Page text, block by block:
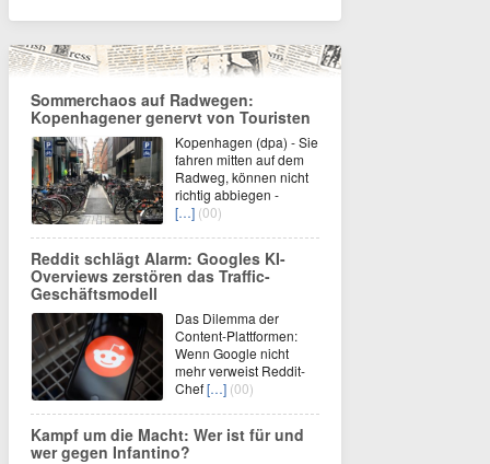
Sommerchaos auf Radwegen:
Kopenhagener genervt von Touristen
Kopenhagen (dpa) - Sie
fahren mitten auf dem
Radweg, können nicht
richtig abbiegen -
[…] (00)
Reddit schlägt Alarm: Googles KI-
Overviews zerstören das Traffic-
Geschäftsmodell
Das Dilemma der
Content-Plattformen:
Wenn Google nicht
mehr verweist Reddit-
Chef[…] (00)
Kampf um die Macht: Wer ist für und
wer gegen Infantino?